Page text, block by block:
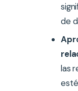
de
las